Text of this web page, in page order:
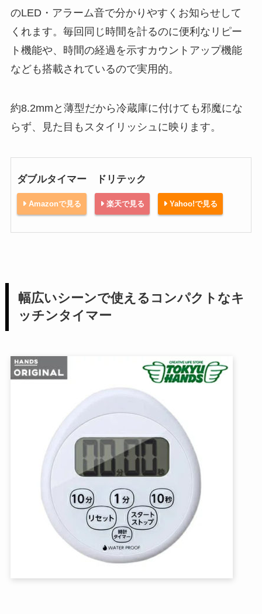
のLED・アラーム音で分かりやすくお知らせして
くれます。毎回同じ時間を計るのに便利なリピー
ト機能や、時間の経過を示すカウントアップ機能
なども搭載されているので実用的。
約8.2mmと薄型だから冷蔵庫に付けても邪魔にな
らず、見た目もスタイリッシュに映ります。
ダブルタイマー ドリテック
Amazonで見る 楽天で見る Yahoo!で見る
幅広いシーンで使えるコンパクトなキ
ッチンタイマー